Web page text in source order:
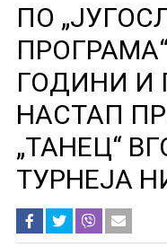
ПО
ГОДИНИ И
НАСТАП
„ТАНЕЦ“
ТУРНЕЈА